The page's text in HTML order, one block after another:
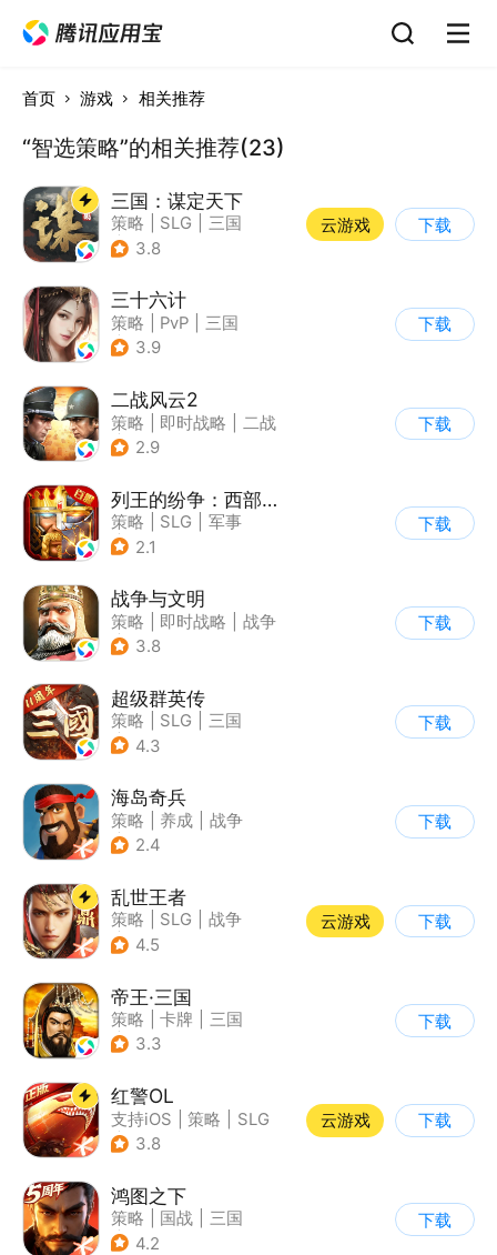
首页 游戏 相关推荐
“智选策略”的相关推荐(23)
三国：谋定天下
策略 SLG
三国
| 中国风
3.8
云游戏 下载
三十六计
策略 PvP
三国
| 中国风
3.9
下载
二战风云2
策略 即时战略
二战
| 写实
2.9
下载
列王的纷争：西部大陆
策略 SLG
军事
| 欧美风
2.1
下载
战争与文明
策略 即时战略
战争
| 欧美风
3.8
下载
超级群英传
策略 SLG
三国
| 中国风
4.3
下载
海岛奇兵
策略 养成
战争
| Q版
2.4
下载
乱世王者
策略 SLG
战争
| 中国风
4.5
云游戏 下载
帝王·三国
策略 卡牌
三国
| 中国风
3.3
下载
红警OL
支持iOS 策略
SLG
| 二战
3.8
云游戏 下载
鸿图之下
策略 国战
三国
| 中国风
4.2
下载